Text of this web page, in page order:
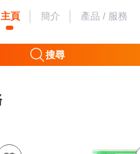
主頁 簡介 產品 / 服務
搜尋